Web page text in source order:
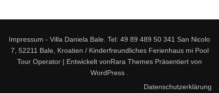
Impressum - Villa Daniela Bale. Tel: 49 89 489 50 341 San Nicolo
7, 52211 Bale, Kroatien / Kinderfreundliches Ferienhaus mi Pool
Tour Operator | Entwickelt vonRara Themes Präsentiert von
WordPress
Datenschutzerklärung